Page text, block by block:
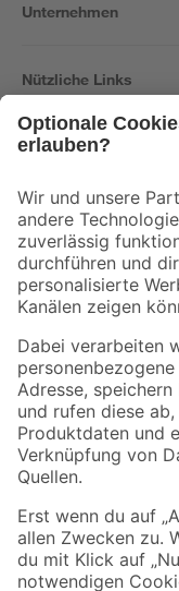
Unternehmen
Nützliche Links
Der toom Newsletter:
Zur Newsletter
Folge uns
Zahlungsarten
Sicher einkaufen
Jetzt die toom-App